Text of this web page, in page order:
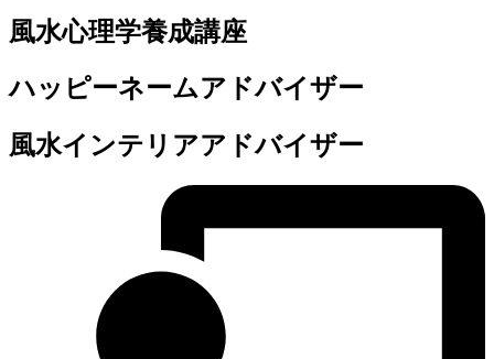
風水心理学養成講座
ハッピーネームアドバイザー
風水インテリアアドバイザー